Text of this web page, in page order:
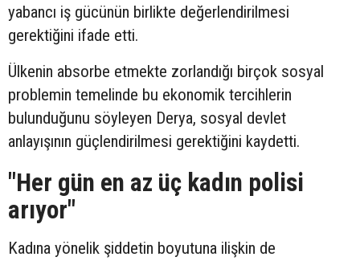
yabancı iş gücünün birlikte değerlendirilmesi
gerektiğini ifade etti.
Ülkenin absorbe etmekte zorlandığı birçok sosyal
problemin temelinde bu ekonomik tercihlerin
bulunduğunu söyleyen Derya, sosyal devlet
anlayışının güçlendirilmesi gerektiğini kaydetti.
"Her gün en az üç kadın polisi
arıyor"
Kadına yönelik şiddetin boyutuna ilişkin de